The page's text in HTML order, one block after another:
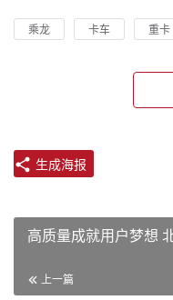
乘龙 卡车 重卡
生成海报
高质量成就用户梦想
上一篇